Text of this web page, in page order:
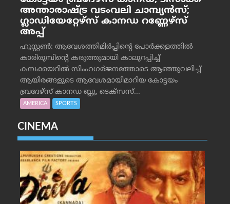
അന്താരാഷ്ട്ര വടംവലി ചാമ്പ്യന്‍സ്;
ഗ്ലാഡിയേറ്റേഴ്‌സ് കാനഡ റണ്ണേഴ്‌സ്
അപ്പ്
ഹൂസ്റ്റണ്‍: ആവേശത്തിമിര്‍പ്പിന്റെ പോര്‍ക്കളത്തില്‍
കാരിരുമ്പിന്റെ കരുത്തുമായി കാലുറപ്പിച്ച്
കമ്പക്കയറില്‍ സിംഹഗര്‍ജനത്തോടെ ആഞ്ഞുവലിച്ച്
ആയിരങ്ങളുടെ ആവേശമായിമാറിയ കോട്ടയം
ബ്രദേഴ്‌സ് കാനഡ ബ്ലൂ, ടെക്‌സസ്...
AMERICA SPORTS
CINEMA